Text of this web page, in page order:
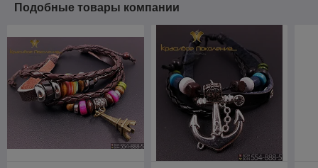
Подобные товары компании